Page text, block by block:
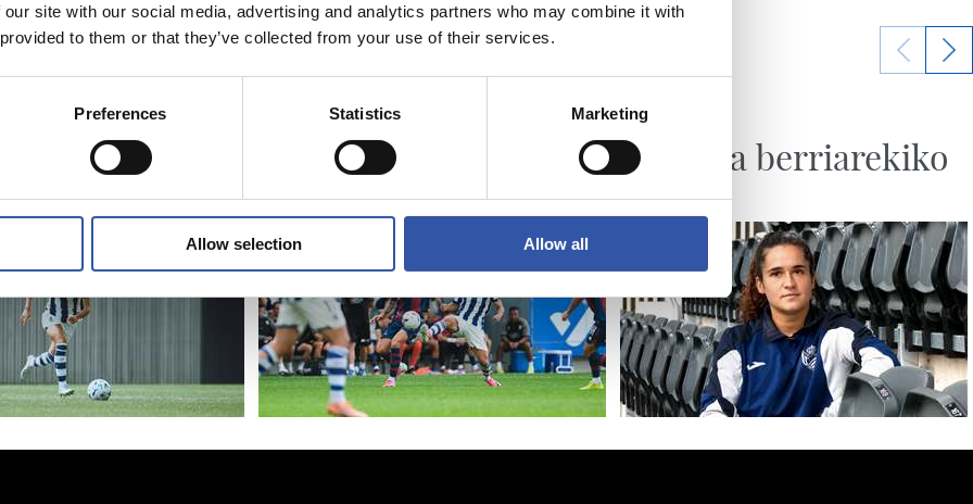
site with our social media, advertising and analytics partners who may combine it with
to them or that they’ve collected from your use of their services.
Preferences Statistics Marketing
Allow selection Allow all
mailako Udako azkena Erronka berriarekiko
ilusioa